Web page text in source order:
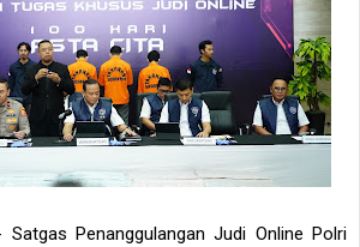
Penanggulangan Judi Online Polri